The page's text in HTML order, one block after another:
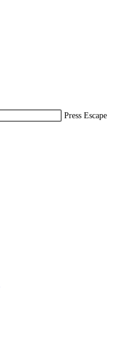
Press Escape